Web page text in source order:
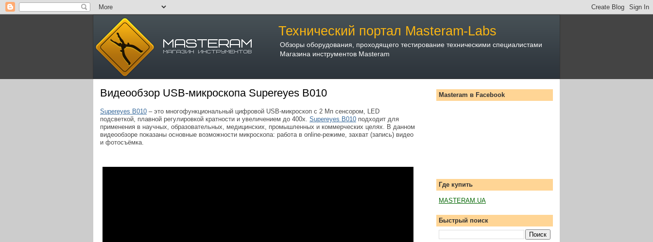
Технический портал Masteram-Labs
Обзоры оборудования, проходящего тестирование техническими специалистами
Магазина инструментов Masteram
Видеообзор USB-микроскопа Supereyes B010
Supereyes B010 – это многофункциональный цифровой USB-микроскоп с 2 Мп сенсором, LED
подсветкой, плавной регулировкой кратности и увеличением до 400х. Supereyes B010 подходит для
применения в научных, образовательных, медицинских, промышленных и коммерческих целях. В данном
видеообзоре показаны основные возможности микроскопа: работа в online-режиме, захват (запись) видео
и фотосъёмка.
Masteram в Facebook
Где купить
MASTERAM.UA
Быстрый поиск